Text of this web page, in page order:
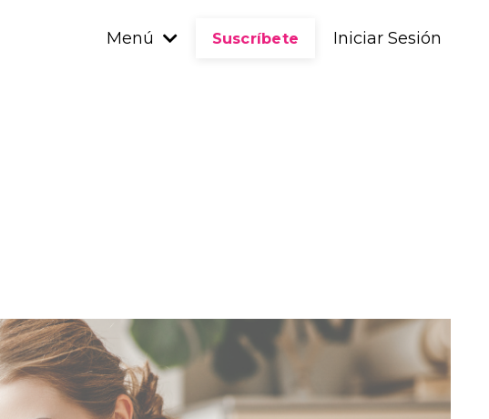
Menú Suscríbete Iniciar Sesión